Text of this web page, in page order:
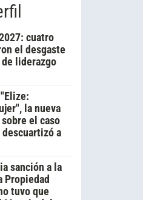
cuatro
el desgaste
liderazgo
la nueva
el caso
descuartizó a
sanción a la
tuvo que